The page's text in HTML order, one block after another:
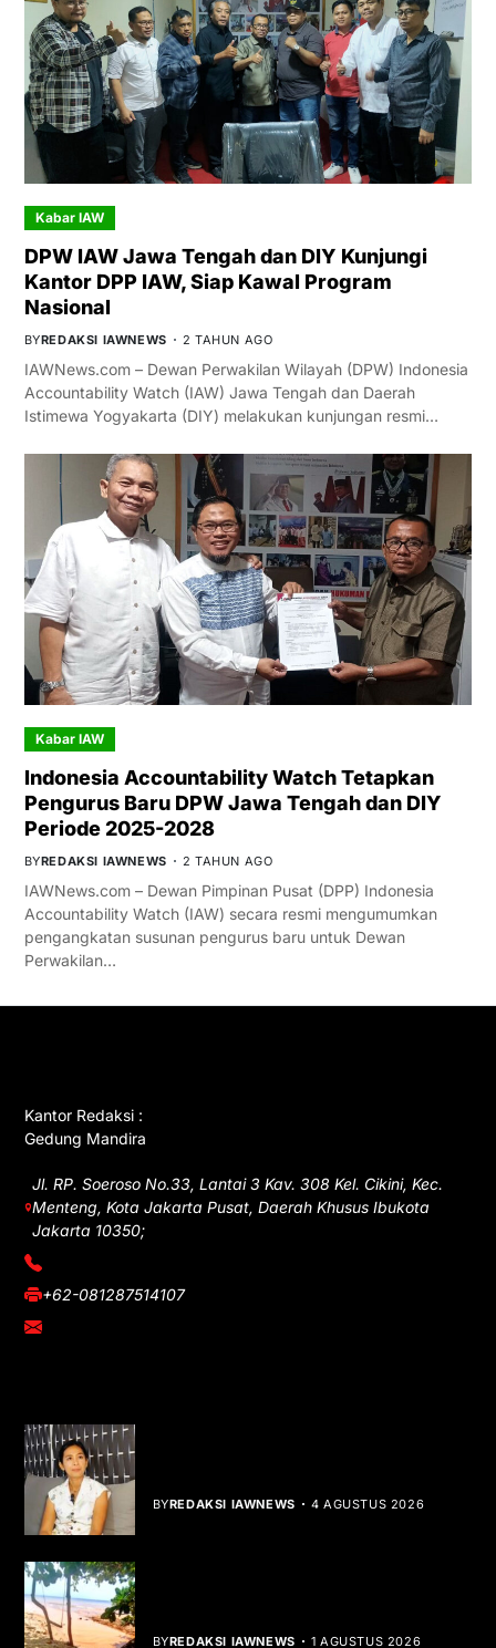
Kabar IAW
DPW IAW Jawa Tengah dan DIY Kunjungi
Kantor DPP IAW, Siap Kawal Program
Nasional
BYREDAKSI IAWNEWS 2 TAHUN AGO
IAWNews.com – Dewan Perwakilan Wilayah (DPW) Indonesia
Accountability Watch (IAW) Jawa Tengah dan Daerah
Istimewa Yogyakarta (DIY) melakukan kunjungan resmi…
Kabar IAW
Indonesia Accountability Watch Tetapkan
Pengurus Baru DPW Jawa Tengah dan DIY
Periode 2025-2028
BYREDAKSI IAWNEWS 2 TAHUN AGO
IAWNews.com – Dewan Pimpinan Pusat (DPP) Indonesia
Accountability Watch (IAW) secara resmi mengumumkan
pengangkatan susunan pengurus baru untuk Dewan
Perwakilan…
Kantor Redaksi :
Gedung Mandira
Jl. RP. Soeroso No.33, Lantai 3 Kav. 308 Kel. Cikini, Kec.
Menteng, Kota Jakarta Pusat, Daerah Khusus Ibukota
Jakarta 10350;
(021) 3908026
+62-081287514107
adm@iawnews.com
BYREDAKSI IAWNEWS 4 AGUSTUS 2026
BYREDAKSI IAWNEWS 1 AGUSTUS 2026